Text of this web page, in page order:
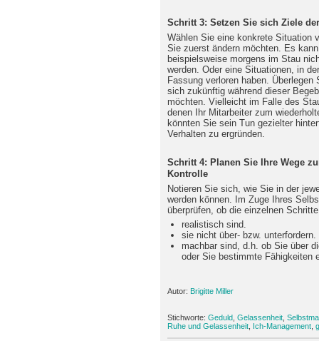
Schritt 3: Setzen Sie sich Ziele
Wählen Sie eine konkrete Situation
Sie zuerst ändern möchten. Es
beispielsweise morgens im Stau
werden. Oder eine Situationen, in
Fassung verloren haben.
sich zukünftig während dieser
möchten. Vielleicht im Falle des
denen Ihr Mitarbeiter zum
könnten Sie sein Tun gezielter
Verhalten zu ergründen.
Schritt 4: Planen Sie Ihre Wege
Kontrolle
Notieren Sie sich, wie Sie in der
werden können. Im Zuge Ihres
überprüfen, ob die einzelnen Schritte
realistisch sind.
sie nicht über- bzw. unterfordern.
machbar sind, d.h. ob Sie über
oder Sie bestimmte Fähigkeiten
Autor: Brigitte Miller
Stichworte: Geduld Gelassenheit
Ruhe und Gelassenheit Ich-Management